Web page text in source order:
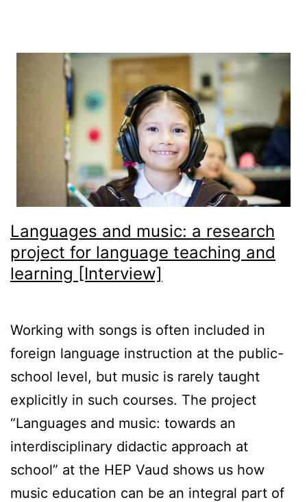
Languages and music: a research
project for language teaching and
learning [Interview]
Working with songs is often included in
foreign language instruction at the public-
school level, but music is rarely taught
explicitly in such courses. The project
“Languages and music: towards an
interdisciplinary didactic approach at
school” at the HEP Vaud shows us how
music education can be an integral part of